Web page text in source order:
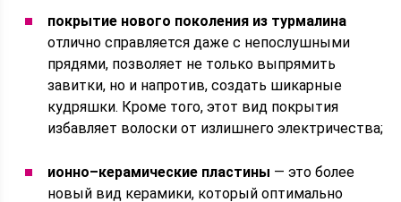
покрытие нового поколения из турмалина
отлично справляется даже с непослушными
прядями, позволяет не только выпрямить
завитки, но и напротив, создать шикарные
кудряшки. Кроме того, этот вид покрытия
избавляет волоски от излишнего электричества;
ионно–керамические пластины — это более
новый вид керамики, который оптимально